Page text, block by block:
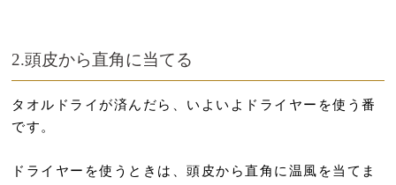
2.頭皮から直角に当てる
タオルドライが済んだら、いよいよドライヤーを使う番
です。
ドライヤーを使うときは、頭皮から直角に温風を当てま